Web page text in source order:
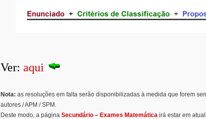
Ver: aqui
Nota: as resoluções em falta serão disponibilizadas à medida que forem
autores / APM / SPM.
Deste modo, a página Secundário – Exames Matemática irá estar em